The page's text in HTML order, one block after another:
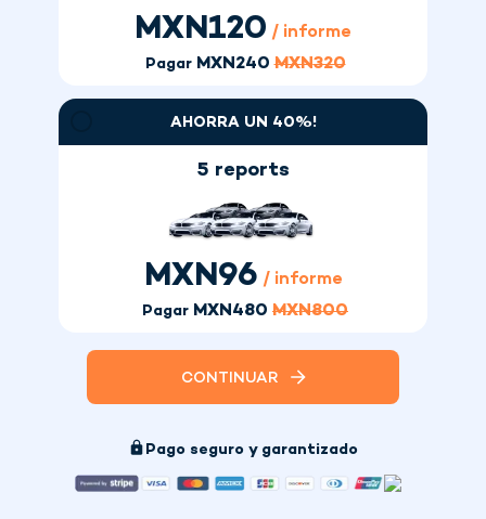
MXN120 / informe
Pagar MXN240 MXN320
AHORRA UN 40%!
5 reports
MXN96 / informe
Pagar MXN480 MXN800
CONTINUAR
Pago seguro y garantizado